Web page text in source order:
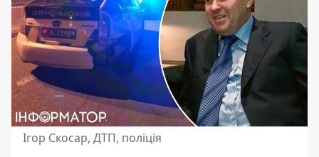
Ігор Скосар, ДТП, поліція